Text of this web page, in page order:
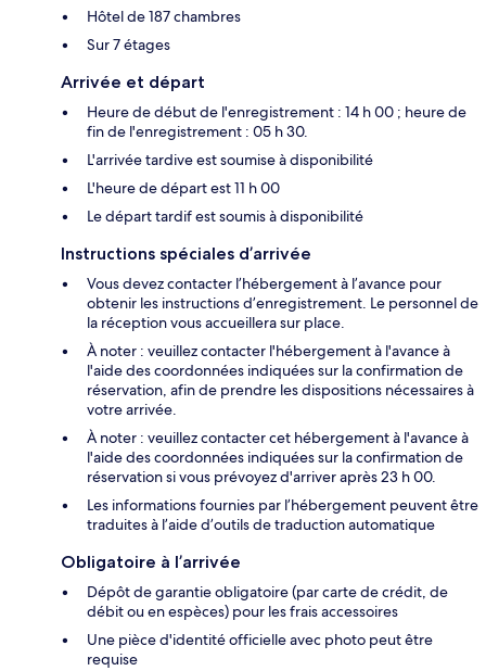
Hôtel de 187 chambres
Sur 7 étages
Arrivée et départ
Heure de début de l'enregistrement : 14 h 00 ; heure de
fin de l'enregistrement : 05 h 30.
L'arrivée tardive est soumise à disponibilité
L'heure de départ est 11 h 00
Le départ tardif est soumis à disponibilité
Instructions spéciales d’arrivée
Vous devez contacter l’hébergement à l’avance pour
obtenir les instructions d’enregistrement. Le personnel de
la réception vous accueillera sur place.
À noter : veuillez contacter l'hébergement à l'avance à
l'aide des coordonnées indiquées sur la confirmation de
réservation, afin de prendre les dispositions nécessaires à
votre arrivée.
À noter : veuillez contacter cet hébergement à l'avance à
l'aide des coordonnées indiquées sur la confirmation de
réservation si vous prévoyez d'arriver après 23 h 00.
Les informations fournies par l’hébergement peuvent être
traduites à l’aide d’outils de traduction automatique
Obligatoire à l’arrivée
Dépôt de garantie obligatoire (par carte de crédit, de
débit ou en espèces) pour les frais accessoires
Une pièce d'identité officielle avec photo peut être
requise